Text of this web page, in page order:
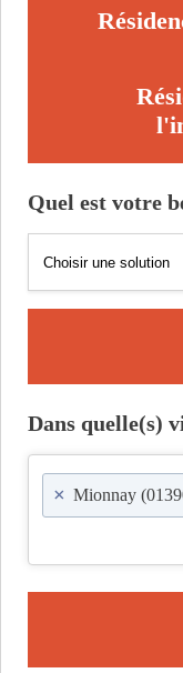
Quel est votre
Dans quelle(s)
× Mionnay